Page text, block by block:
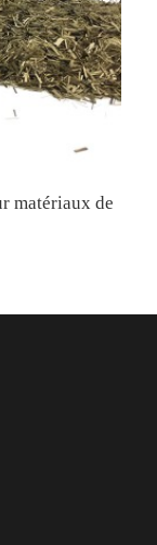
matériaux de